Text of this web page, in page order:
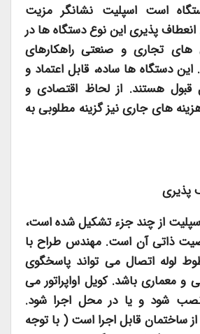
است اسپلیت نشانگر مزیت
پذیری این نوع دستگاه ها در
های تجاری و صنعتی راهکارهای
دستگاه ها ساده، قابل اعتماد و
قبول هستند. از لحاظ اقتصادی و
های جاری نیز گزینه مطلوبی به
پذیری
از چند جزء تشکیل شده است،
ذاتی آن است. مهندس طراح با
لوله اتصال می تواند پاسخگوی
و معماری باشد. کویل اواپراتور می
نصب شود و یا در محل اجرا شود.
ساختمان قابل اجرا است ( با توجه